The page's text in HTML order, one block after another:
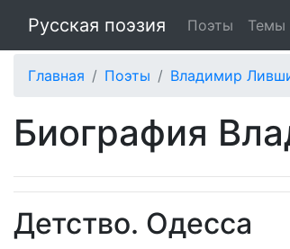
Русская поэзия Поэты Темы
Главная Поэты Владимир
Биография
Детство. Одесса